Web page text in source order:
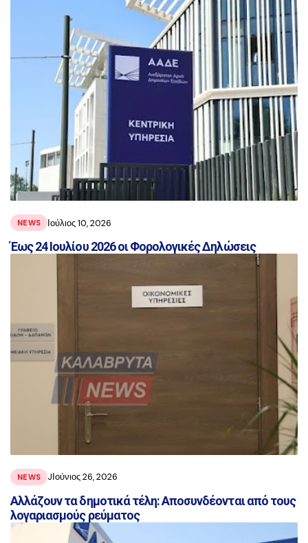
NEWS Ιούλιος 10, 2026
Έως 24 Ιουλίου 2026 οι Φορολογικές Δηλώσεις
NEWS JΙούνιος 26, 2026
Aλλάζουν τα δημοτικά τέλη: Αποσυνδέονται από τους
λογαριασμούς ρεύματος